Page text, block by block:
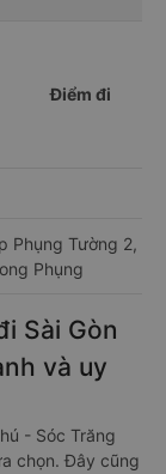
Điểm đi
Phụng Tường 2, xã
Phụng
Sài Gòn
và uy
- Sóc Trăng
chọn. Đây cũng